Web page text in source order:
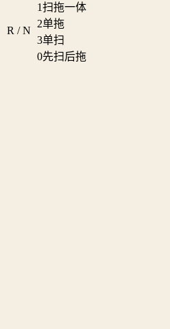
R / N
1扫拖一体
2单拖
3单扫
0先扫后拖